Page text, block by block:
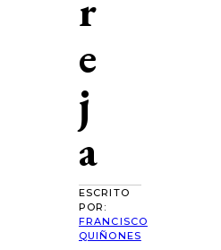
e
j
a
ESCRITO
POR:
FRANCISCO
QUIÑONES